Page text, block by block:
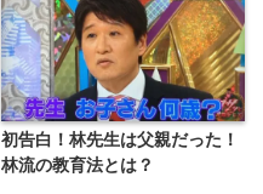
初告白！林先生は父親だった！
林流の教育法とは？